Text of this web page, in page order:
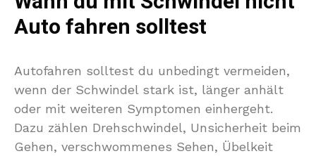
Auto fahren solltest
Autofahren solltest du unbedingt vermeiden,
wenn der Schwindel stark ist, länger anhält
oder mit weiteren Symptomen einhergeht.
Dazu zählen Drehschwindel, Unsicherheit beim
Gehen, verschwommenes Sehen, Übelkeit